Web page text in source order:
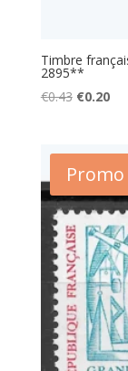
Timbre
2895**
€0.43 Le
était :
€0.43.
€0.20Le
Promo